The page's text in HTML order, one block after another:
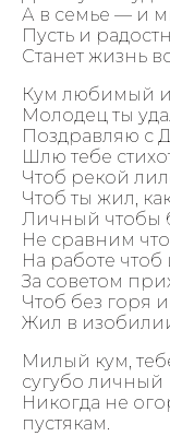
А в семье — и
Пусть и
Станет жизнь
Кум любимый
Молодец ты
Поздравляю с
Шлю тебе
Чтоб рекой
Чтоб ты жил,
Личный чтобы
Не сравним
На работе
За советом
Чтоб без горя и
Жил в
Милый кум,
сугубо личный
Никогда не
пустякам.